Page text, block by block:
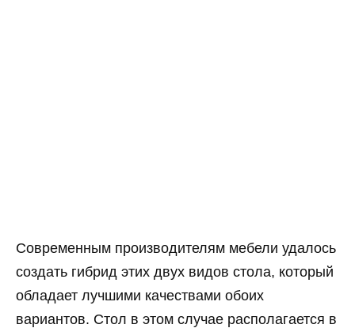
Современным производителям мебели удалось
создать гибрид этих двух видов стола, который
обладает лучшими качествами обоих
вариантов. Стол в этом случае располагается в